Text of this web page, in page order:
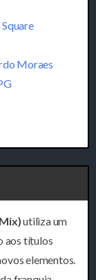
Square
Moraes
utiliza um
aos títulos
elementos.